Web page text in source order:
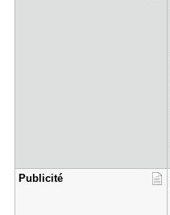
Publicité